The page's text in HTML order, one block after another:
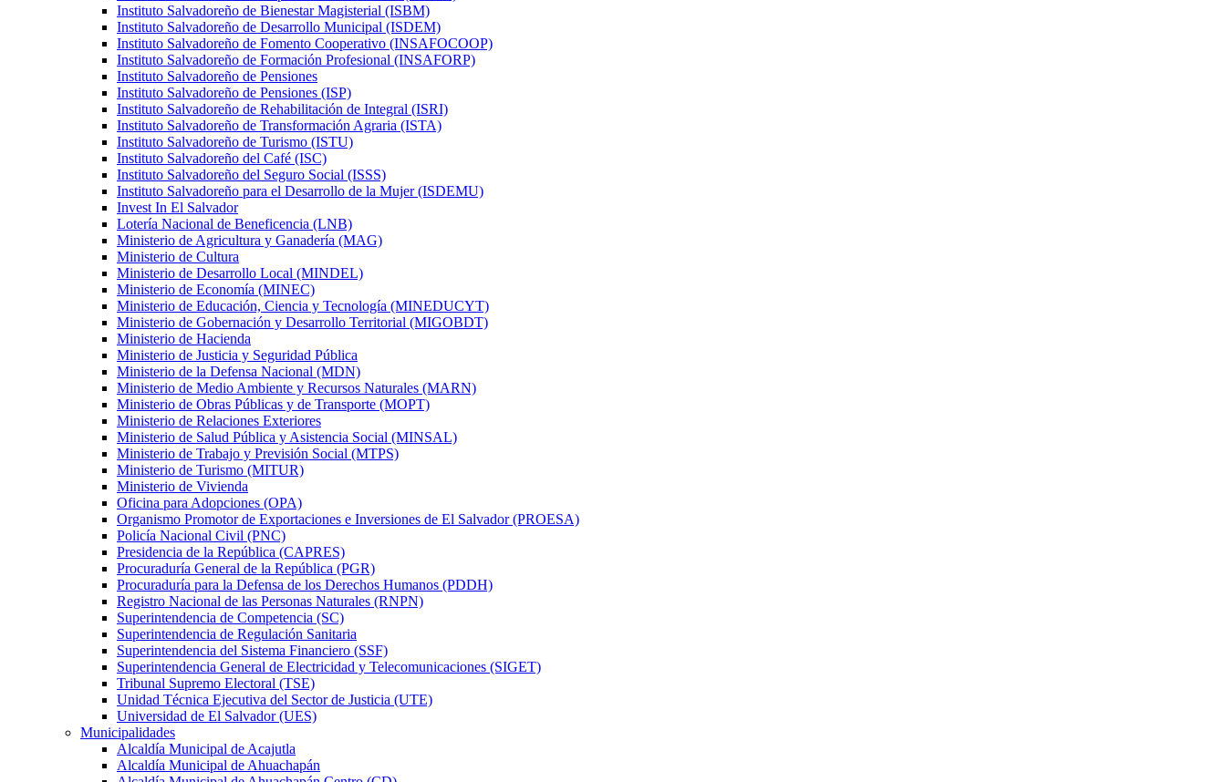
Instituto Salvadoreño de Bienestar Magisterial (ISBM)
Instituto Salvadoreño de Desarrollo Municipal (ISDEM)
Instituto Salvadoreño de Fomento Cooperativo (INSAFOCOOP)
Instituto Salvadoreño de Formación Profesional (INSAFORP)
Instituto Salvadoreño de Pensiones
Instituto Salvadoreño de Pensiones (ISP)
Instituto Salvadoreño de Rehabilitación de Integral (ISRI)
Instituto Salvadoreño de Transformación Agraria (ISTA)
Instituto Salvadoreño de Turismo (ISTU)
Instituto Salvadoreño del Café (ISC)
Instituto Salvadoreño del Seguro Social (ISSS)
Instituto Salvadoreño para el Desarrollo de la Mujer (ISDEMU)
Invest In El Salvador
Lotería Nacional de Beneficencia (LNB)
Ministerio de Agricultura y Ganadería (MAG)
Ministerio de Cultura
Ministerio de Desarrollo Local (MINDEL)
Ministerio de Economía (MINEC)
Ministerio de Educación, Ciencia y Tecnología (MINEDUCYT)
Ministerio de Gobernación y Desarrollo Territorial (MIGOBDT)
Ministerio de Hacienda
Ministerio de Justicia y Seguridad Pública
Ministerio de la Defensa Nacional (MDN)
Ministerio de Medio Ambiente y Recursos Naturales (MARN)
Ministerio de Obras Públicas y de Transporte (MOPT)
Ministerio de Relaciones Exteriores
Ministerio de Salud Pública y Asistencia Social (MINSAL)
Ministerio de Trabajo y Previsión Social (MTPS)
Ministerio de Turismo (MITUR)
Ministerio de Vivienda
Oficina para Adopciones (OPA)
Organismo Promotor de Exportaciones e Inversiones de El Salvador (PROESA)
Policía Nacional Civil (PNC)
Presidencia de la República (CAPRES)
Procuraduría General de la República (PGR)
Procuraduría para la Defensa de los Derechos Humanos (PDDH)
Registro Nacional de las Personas Naturales (RNPN)
Superintendencia de Competencia (SC)
Superintendencia de Regulación Sanitaria
Superintendencia del Sistema Financiero (SSF)
Superintendencia General de Electricidad y Telecomunicaciones (SIGET)
Tribunal Supremo Electoral (TSE)
Unidad Técnica Ejecutiva del Sector de Justicia (UTE)
Universidad de El Salvador (UES)
Municipalidades
Alcaldía Municipal de Acajutla
Alcaldía Municipal de Ahuachapán